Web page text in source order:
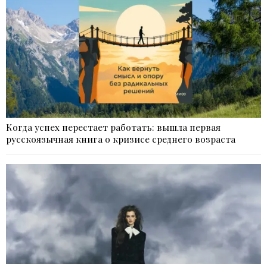
Когда успех перестает работать: вышла первая
русскоязычная книга о кризисе среднего возраста